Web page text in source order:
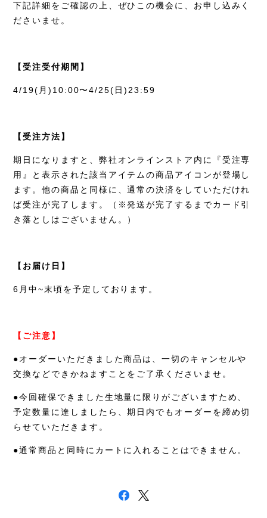
下記詳細をご確認の上、ぜひこの機会に、お申し込みく
ださいませ。
【受注受付期間】
4/19( 月 )10:00〜4/25(日 )23:59
【受注方法】
期日になりますと、弊社オンラインストア内に『受注専
用』と表示された該当アイテムの商品アイコンが登場し
ます。他の商品と同様に、通常の決済をしていただけれ
ば受注が完了します。（※発送が完了するまでカード引
き落としはございません。）
【お届け日】
6 月中~末頃を予定しております。
【ご注意】
●オーダーいただきました商品は、一切のキャンセルや
交換などできかねますことをご了承くださいませ。
●今回確保できました生地量に限りがございますため、
予定数量に達しましたら、期日内でもオーダーを締め切
らせていただきます。
●通常商品と同時にカートに入れることはできません。